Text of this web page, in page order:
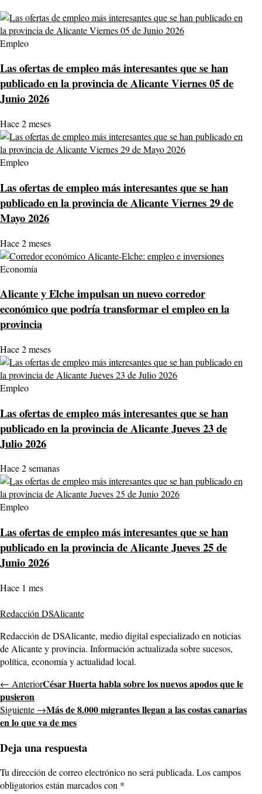
Empleo
Las ofertas de empleo más interesantes que se han
publicado en la provincia de Alicante Viernes 05 de
Junio 2026
Hace 2 meses
Empleo
Las ofertas de empleo más interesantes que se han
publicado en la provincia de Alicante Viernes 29 de
Mayo 2026
Hace 2 meses
Economía
Alicante y Elche impulsan un nuevo corredor
económico que podría transformar el empleo en la
provincia
Hace 2 meses
Empleo
Las ofertas de empleo más interesantes que se han
publicado en la provincia de Alicante Jueves 23 de
Julio 2026
Hace 2 semanas
Empleo
Las ofertas de empleo más interesantes que se han
publicado en la provincia de Alicante Jueves 25 de
Junio 2026
Hace 1 mes
Redacción DSAlicante
Redacción de DSAlicante, medio digital especializado en noticias
de Alicante y provincia. Información actualizada sobre sucesos,
política, economía y actualidad local.
← AnteriorCésar Huerta habla sobre los nuevos apodos que le
pusieron
Siguiente →Más de 8.000 migrantes llegan a las costas canarias
en lo que va de mes
Deja una respuesta
Tu dirección de correo electrónico no será publicada. Los campos
obligatorios están marcados con *